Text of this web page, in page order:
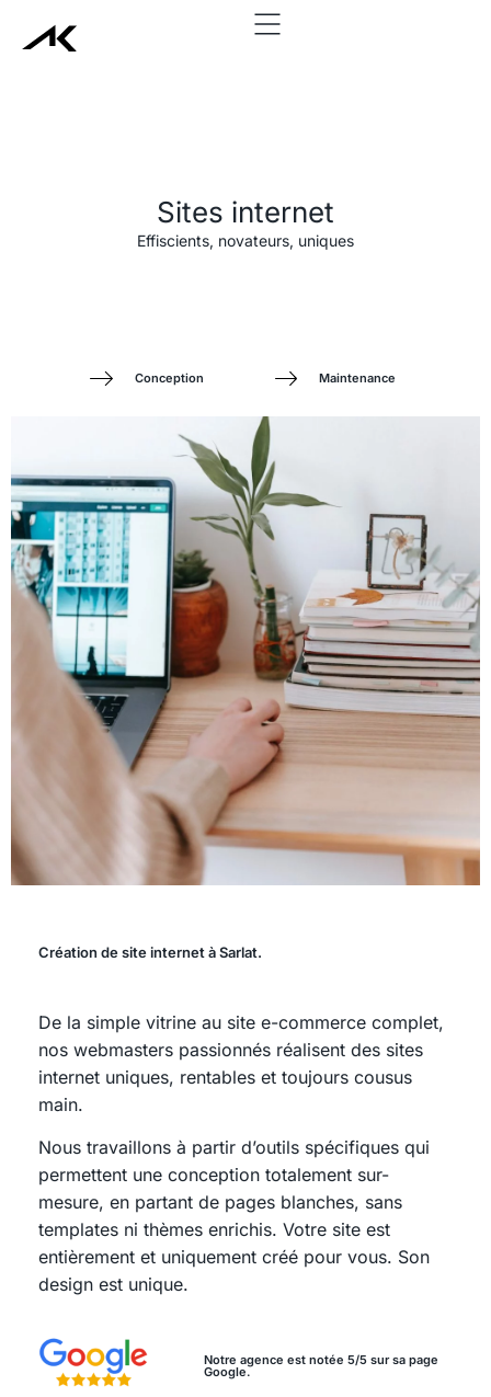
add_action('wp_head', function() { echo '
Sites internet
Effiscients, novateurs, uniques
Conception Maintenance
Création de site internet à Sarlat.
De la simple vitrine au site e-commerce complet,
nos webmasters passionnés réalisent des sites
internet uniques, rentables et toujours cousus
main.
Nous travaillons à partir d’outils spécifiques qui
permettent une conception totalement sur-
mesure, en partant de pages blanches, sans
templates ni thèmes enrichis. Votre site est
entièrement et uniquement créé pour vous. Son
design est unique.
Notre agence est notée 5/5 sur sa page
Google.